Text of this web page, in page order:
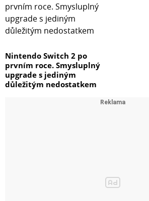
Nintendo Switch 2 po
prvním roce. Smysluplný
upgrade s jediným
důležitým nedostatkem